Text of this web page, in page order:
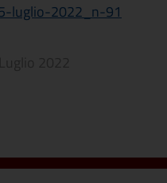
luglio-2022_n-91